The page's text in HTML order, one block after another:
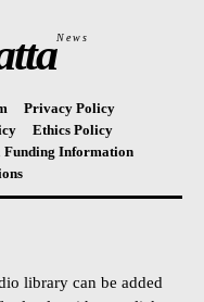
News
Privacy Policy
Ethics Policy
Funding Information
library can be added